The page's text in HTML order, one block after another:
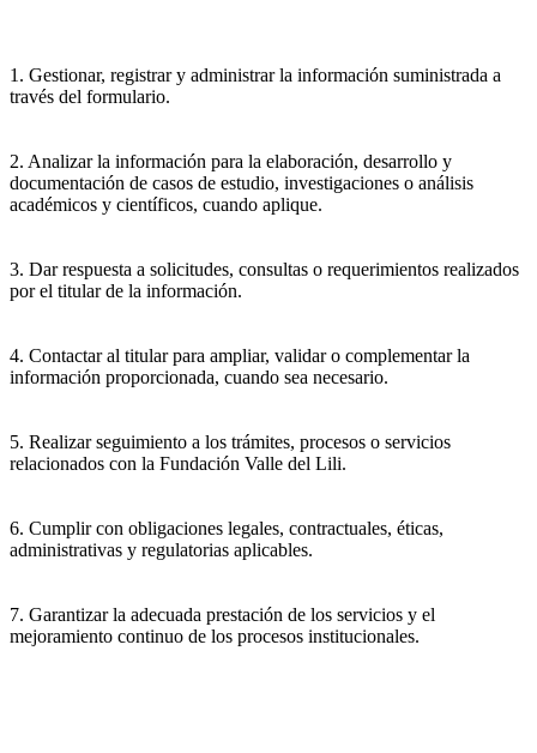
1. Gestionar, registrar y administrar la información suministrada a
través del formulario.
2. Analizar la información para la elaboración, desarrollo y
documentación de casos de estudio, investigaciones o análisis
académicos y científicos, cuando aplique.
3. Dar respuesta a solicitudes, consultas o requerimientos realizados
por el titular de la información.
4. Contactar al titular para ampliar, validar o complementar la
información proporcionada, cuando sea necesario.
5. Realizar seguimiento a los trámites, procesos o servicios
relacionados con la Fundación Valle del Lili.
6. Cumplir con obligaciones legales, contractuales, éticas,
administrativas y regulatorias aplicables.
7. Garantizar la adecuada prestación de los servicios y el
mejoramiento continuo de los procesos institucionales.